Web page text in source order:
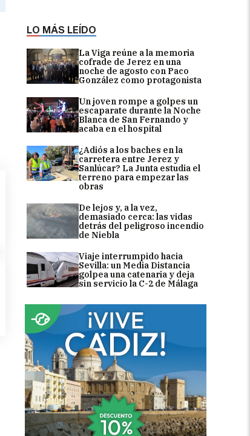
LO MÁS LEÍDO
La Viga reúne a la memoria
cofrade de Jerez en una
noche de agosto con Paco
González como protagonista
Un joven rompe a golpes un
escaparate durante la Noche
Blanca de San Fernando y
acaba en el hospital
¿Adiós a los baches en la
carretera entre Jerez y
Sanlúcar? La Junta estudia el
terreno para empezar las
obras
De lejos y, a la vez,
demasiado cerca: las vidas
detrás del peligroso incendio
de Niebla
Viaje interrumpido hacia
Sevilla: un Media Distancia
golpea una catenaria y deja
sin servicio la C-2 de Málaga